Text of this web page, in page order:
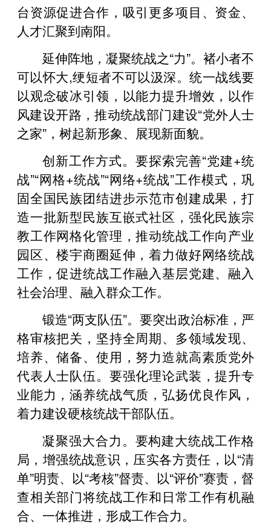
台资源促进合作，吸引更多项目、资金、
人才汇聚到南阳。
延伸阵地，凝聚统战之“力”。褚小者不
可以怀大,绠短者不可以汲深。统一战线要
以观念破冰引领，以能力提升增效，以作
风建设开路，推动统战部门建设“党外人士
之家”，树起新形象、展现新面貌。
创新工作方式。要探索完善“党建+统
战”“网格+统战”“网络+统战”工作模式，巩
固全国民族团结进步示范市创建成果，打
造一批新型民族互嵌式社区，强化民族宗
教工作网格化管理，推动统战工作向产业
园区、楼宇商圈延伸，着力做好网络统战
工作，促进统战工作融入基层党建、融入
社会治理、融入群众工作。
锻造“两支队伍”。要突出政治标准，严
格审核把关，坚持全周期、多领域发现、
培养、储备、使用，努力造就高素质党外
代表人士队伍。要强化理论武装，提升专
业能力，涵养统战气质，弘扬优良作风，
着力建设硬核统战干部队伍。
凝聚强大合力。要构建大统战工作格
局，增强统战意识，压实各方责任，以“清
单”明责、以“考核”督责、以“评价”赛责，督
查相关部门将统战工作和日常工作有机融
合、一体推进，形成工作合力。